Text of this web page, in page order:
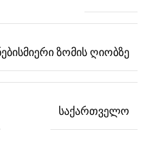
ზომის ღიობზე
საქართველო